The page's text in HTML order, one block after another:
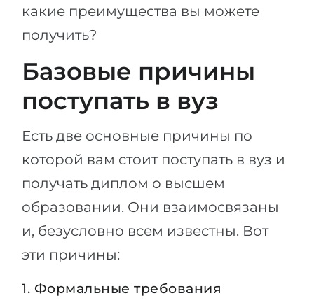
КАРЬЕРНОЕ ОРИЕНТИРОВАНИЕ
Тест Голланда
Тест RIASEC
Успехна
100%
Наши студенты успешно поступают
КОНСУЛЬТАЦИЯ!
Менеджмент
Другая специальность
Украина
Казахстан
Азербайджан
Армения
Беларусь
Другая страна
ЗАПИСАТЬСЯ НА КОНСУЛЬТАЦИЮ
какие преимущества вы можете
получить?
Базовые причины
поступать в вуз
Есть две основные причины по
которой вам стоит поступать в вуз и
получать диплом о высшем
образовании. Они взаимосвязаны
и, безусловно всем известны. Вот
эти причины:
1. Формальные требования